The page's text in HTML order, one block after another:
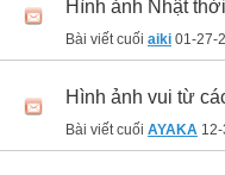
Hình ảnh Nhật
Bài viết cuối aiki 01-27-
Hình ảnh vui từ
Bài viết cuối AYAKA